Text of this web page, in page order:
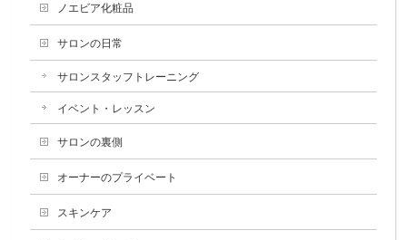
ノエビア化粧品
サロンの日常
サロンスタッフトレーニング
イベント・レッスン
サロンの裏側
オーナーのプライベート
スキンケア